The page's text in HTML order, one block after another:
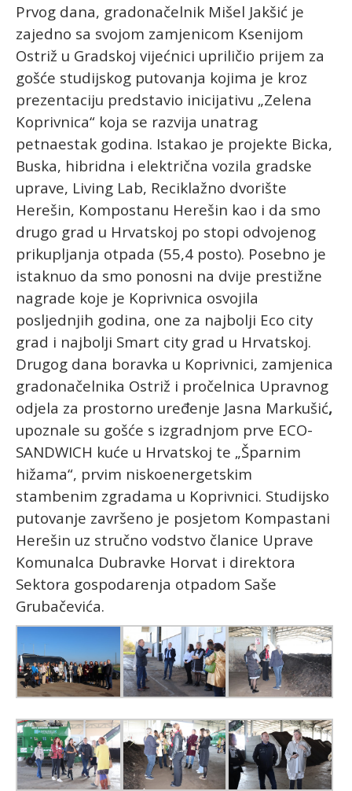
Prvog dana, gradonačelnik Mišel Jakšić je
zajedno sa svojom zamjenicom Ksenijom
Ostriž u Gradskoj vijećnici upriličio prijem za
gošće studijskog putovanja kojima je kroz
prezentaciju predstavio inicijativu „Zelena
Koprivnica“ koja se razvija unatrag
petnaestak godina. Istakao je projekte Bicka,
Buska, hibridna i električna vozila gradske
uprave, Living Lab, Reciklažno dvorište
Herešin, Kompostanu Herešin kao i da smo
drugo grad u Hrvatskoj po stopi odvojenog
prikupljanja otpada (55,4 posto). Posebno je
istaknuo da smo ponosni na dvije prestižne
nagrade koje je Koprivnica osvojila
posljednjih godina, one za najbolji Eco city
grad i najbolji Smart city grad u Hrvatskoj.
Drugog dana boravka u Koprivnici, zamjenica
gradonačelnika Ostriž i pročelnica Upravnog
odjela za prostorno uređenje Jasna Markušić,
upoznale su gošće s izgradnjom prve ECO-
SANDWICH kuće u Hrvatskoj te „Šparnim
hižama“, prvim niskoenergetskim
stambenim zgradama u Koprivnici. Studijsko
putovanje završeno je posjetom Kompastani
Herešin uz stručno vodstvo članice Uprave
Komunalca Dubravke Horvat i direktora
Sektora gospodarenja otpadom Saše
Grubačevića.